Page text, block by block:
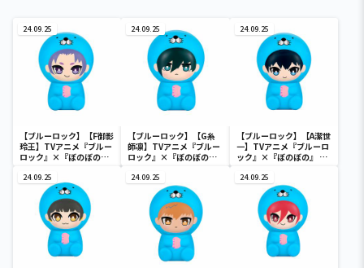
24.09.25
【ブルーロック】【F御影
玲王】TVアニメ『ブルー
ロック』×『ぼのぼの』
ア
24.09.25
【ブルーロック】【G糸
師凛】TVアニメ『ブルー
ロック』×『ぼのぼの』
ア
24.09.25
【ブルーロック】【A潔世
一】TVアニメ『ブルーロ
ック』×『ぼのぼの』 ぷ
24.09.25 24.09.25 24.09.25